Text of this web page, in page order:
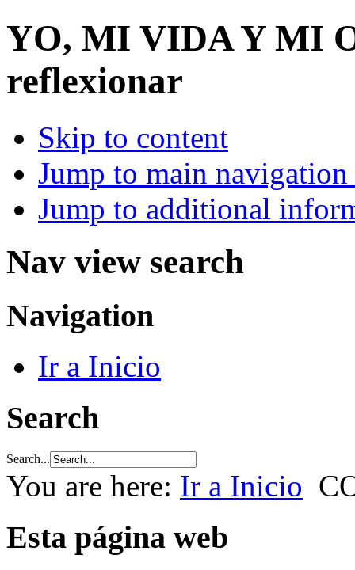
YO, MI VIDA Y MI
reflexionar
Skip to content
Jump to main
Jump to additional
Nav view search
Navigation
Ir a Inicio
Search
Search...
You are here: Ir a Inicio
Esta página web